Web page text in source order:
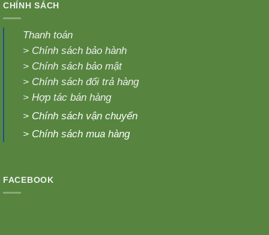
CHÍNH SÁCH
Thanh toán
> Chính sách bảo hành
> Chính sách bảo mật
> Chính sách đổi trả hàng
>Hợp tác bán hàng
> Chính sách vận chuyển
> Chính sách mua hàng
FACEBOOK